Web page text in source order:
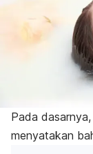
Pada
menyatakan